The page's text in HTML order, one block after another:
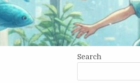
Search